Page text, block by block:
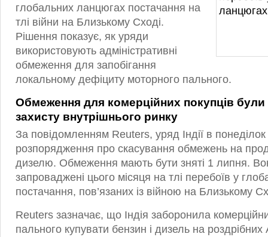
глобальних ланцюгах постачання на
тлі війни на Близькому Сході.
Рішення показує, як уряди
використовують адміністративні
обмеження для запобігання
локальному дефіциту моторного пального.
Обмеження для комерційних покупців були
захисту внутрішнього ринку
За повідомленням Reuters, уряд Індії в
розпорядження про скасування обмежень на
дизелю. Обмеження мають бути зняті 1 липня.
запроваджені цього місяця на тлі перебоїв у
постачання, пов’язаних із війною на Близькому
Reuters зазначає, що Індія заборонила
пального купувати бензин і дизель на